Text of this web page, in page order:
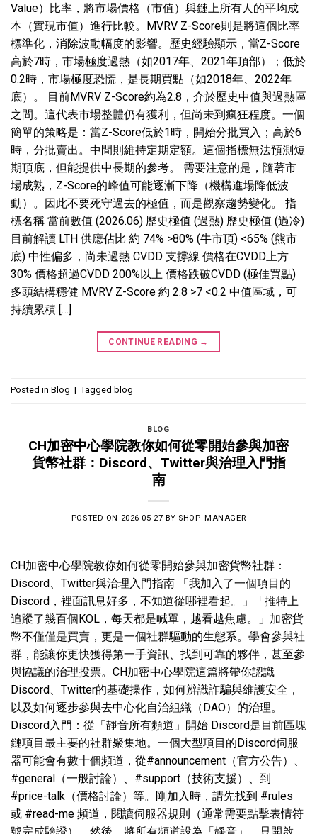
Value）比率，將市場價格（市值）與鏈上所有人的平均成
本（實現市值）進行比較。MVRV Z-Score則是將這個比率
標準化，消除波動幅度的影響。歷史經驗顯示，當Z-Score
高於7時，市場極度過熱（如2017年、2021年頂部）；低於
0.2時，市場極度恐慌，是長期買點（如2018年、2022年
底）。 目前MVRV Z-Score約為2.8，介於歷史中值與過熱區
之間。這代表市場整體仍有獲利，但尚未到瘋狂程度。一個
簡單的策略是：當Z-Score低於1時，開始分批買入；高於6
時，分批賣出。中間則維持定期定額。這個指標無法預測短
期頂底，但能提供中長期的參考。 需要注意的是，隨著市
場成熟，Z-Score的峰值可能逐漸下降（機構進場降低波
動）。因此不要死守過去的極值，而是觀察趨勢變化。 指
標名稱 當前數值 (2026.06) 歷史極值 (過熱) 歷史極值 (過冷)
目前解讀 LTH 供應佔比 約 74% >80% (牛市頂) <65% (熊市
底) 中性偏多，尚未過熱 CVDD 支撐線 價格在CVDD上方
30% 價格超過CVDD 200%以上 價格跌破CVDD (極佳買點)
多頭結構穩健 MVRV Z-Score 約 2.8 >7 <0.2 中值區域，可
持續累積 […]
CONTINUE READING →
Posted in Blog | Tagged blog
BLOG
CH加密中心學院教你如何從零開始參與加密
貨幣社群：Discord、Twitter與治理入門指
南
POSTED ON 2026-05-27 BY SHOP_MANAGER
CH加密中心學院教你如何從零開始參與加密貨幣社群：
Discord、Twitter與治理入門指南 「我加入了一個項目的
Discord，裡面訊息好多，不知道從哪裡看起。」「推特上
追蹤了幾百個KOL，每天都是喊單，越看越焦慮。」加密貨
幣不僅僅是買賣，更是一個社群驅動的生態系。學會參與社
群，能讓你更快獲得第一手資訊、找到可靠的夥伴，甚至參
與協議的治理投票。CH加密中心學院這篇將帶你認識
Discord、Twitter的基礎操作，如何辨識詐騙與維護安全，
以及如何逐步參與去中心化自治組織（DAO）的治理。
Discord入門：從「靜音所有頻道」開始 Discord是目前區塊
鏈項目最主要的社群聚集地。一個大型項目的Discord伺服
器可能會有數十個頻道，從#announcement（官方公告）、
#general（一般討論）、#support（技術支援）、到
#price-talk（價格討論）等。剛加入時，請先找到 #rules
或 #read-me 頻道，閱讀伺服器規則（通常需要點擊表情符
號完成驗證）。然後，將所有頻道設為「靜音」，只開啟